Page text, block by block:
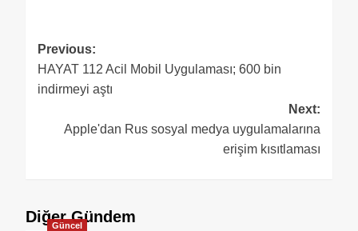
Previous:
HAYAT 112 Acil Mobil Uygulaması; 600 bin
indirmeyi aştı
Next:
Apple'dan Rus sosyal medya uygulamalarına
erişim kısıtlaması
Diğer Gündem
Güncel